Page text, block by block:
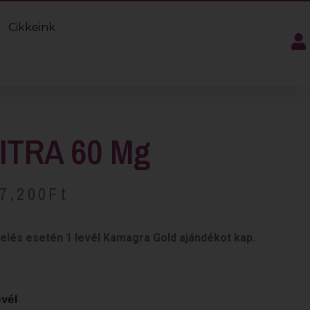
Cikkeink
60 Mg
Ft
esetén 1 levél Kamagra Gold ajándékot kap.